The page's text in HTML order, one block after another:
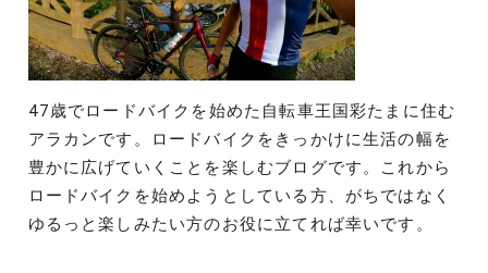
47歳でロードバイクを始めた自転車王国彩たまに住む
アラカンです。ロードバイクをきっかけに生活の幅を
豊かに広げていくことを楽しむブログです。これから
ロードバイクを始めようとしている方、がちではなく
ゆるっと楽しみたい方のお役に立てれば幸いです。